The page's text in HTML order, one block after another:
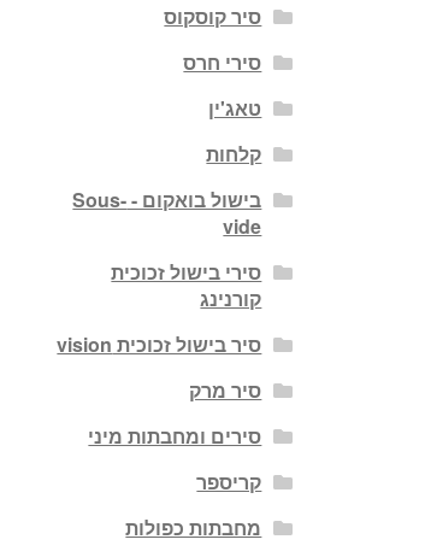
סיר קוסקוס
סירי חרס
טאג'ין
קלחות
בישול בואקום - Sous-
vide
סירי בישול זכוכית
קורנינג
סיר בישול זכוכית vision
סיר מרק
סירים ומחבתות מיני
קריספר
מחבתות כפולות